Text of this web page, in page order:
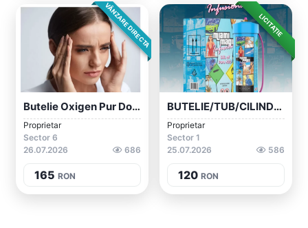
VÂNZARE DIRECTA
Butelie Oxigen Pur Doză 15 Litri Cu Masc...
Proprietar
Sector 6
26.07.2026
686
165 RON
LICITAȚIE
BUTELIE/TUB/CILINDRE N2O EXOTIC WHIP 640...
Proprietar
Sector 1
25.07.2026
586
120 RON